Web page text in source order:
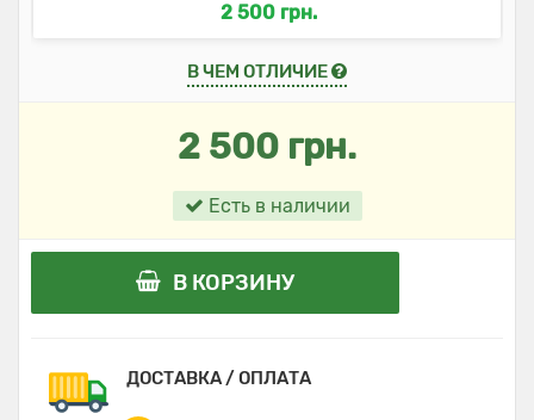
2 500 грн.
В ЧЕМ ОТЛИЧИЕ
2 500 грн.
Есть в наличии
В КОРЗИНУ
ДОСТАВКА / ОПЛАТА